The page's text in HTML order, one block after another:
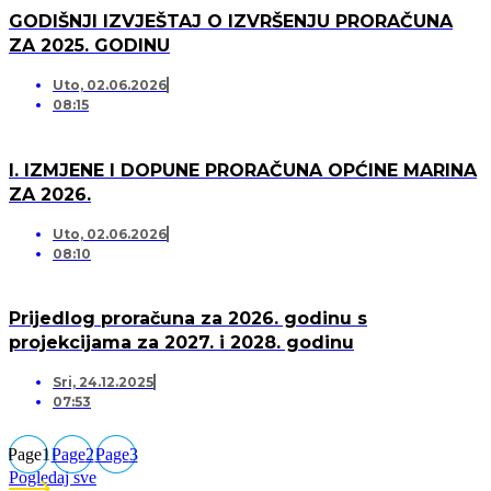
GODIŠNJI IZVJEŠTAJ O IZVRŠENJU PRORAČUNA
ZA 2025. GODINU
Uto, 02.06.2026
08:15
I. IZMJENE I DOPUNE PRORAČUNA OPĆINE MARINA
ZA 2026.
Uto, 02.06.2026
08:10
Prijedlog proračuna za 2026. godinu s
projekcijama za 2027. i 2028. godinu
Sri, 24.12.2025
07:53
Page1Page2Page3
Pogledaj sve